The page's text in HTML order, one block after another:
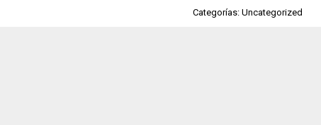
Categorías: Uncategorized